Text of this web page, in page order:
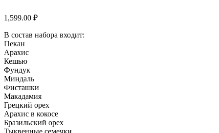
1,599.00 ₽
В состав набора входит:
Пекан
Арахис
Кешью
Фундук
Миндаль
Фисташки
Макадамия
Грецкий орех
Арахис в кокосе
Бразильский орех